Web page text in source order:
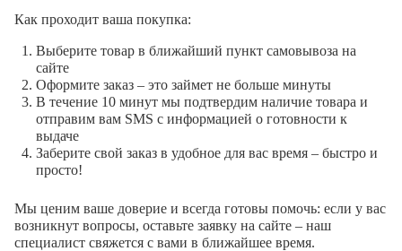
Как проходит ваша покупка:
Выберите товар в ближайший пункт самовывоза на
сайте
Оформите заказ – это займет не больше минуты
В течение 10 минут мы подтвердим наличие товара и
отправим вам SMS с информацией о готовности к
выдаче
Заберите свой заказ в удобное для вас время – быстро и
просто!
Мы ценим ваше доверие и всегда готовы помочь: если у вас
возникнут вопросы, оставьте заявку на сайте – наш
специалист свяжется с вами в ближайшее время.